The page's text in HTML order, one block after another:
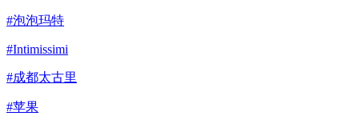
#泡泡玛特
#Intimissimi
#成都太古里
#苹果